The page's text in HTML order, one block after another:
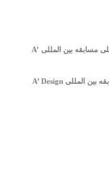
گزارش نشست های دال – باوردی – گفتمان اول – شرح کلی مسابقه بین المللی A’
نشست های تخصصی دال – گفتمان اول – شرح کلی مسابقه بین المللی A’ Design